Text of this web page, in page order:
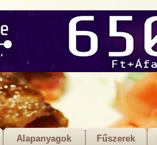
Alapanyagok Fűszerek